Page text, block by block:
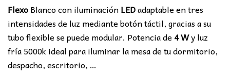
FlexoBlanco con iluminaciónLEDadaptable en tres
intensidades de luz mediante botón táctil, gracias a su
tubo flexible se puede modular. Potencia de4 Wy luz
fría 5000k ideal para iluminar la mesa de tu dormitorio,
despacho, escritorio, …